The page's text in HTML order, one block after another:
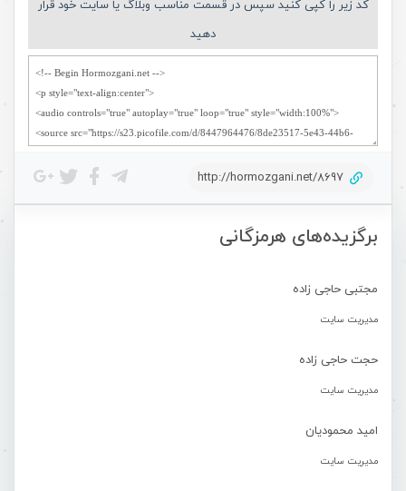
برگزیده‌های هرمزگانی
مجتبی حاجی زاده
مدیریت سایت
حجت حاجی زاده
مدیریت سایت
امید محمودیان
مدیریت سایت
کد زیر را کپی کنید سپس در قسمت مناسب وبلاگ یا سایت خود قرار
دهید
http://hormozgani.net/8697